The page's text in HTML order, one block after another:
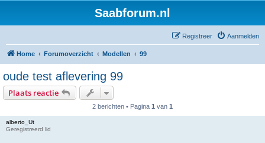
Saabforum.nl
Aanmelden
Registreer
Home Forumoverzicht Modellen 99
oude test aflevering 99
Plaats reactie
2 berichten • Pagina 1 van 1
alberto_Ut
Geregistreerd lid